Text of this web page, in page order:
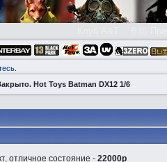
.
Hot Toys Batman DX12 1/6
отличное состояние - 22000р